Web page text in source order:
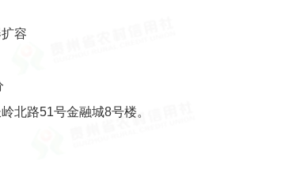
容
北路51号金融城8号楼。